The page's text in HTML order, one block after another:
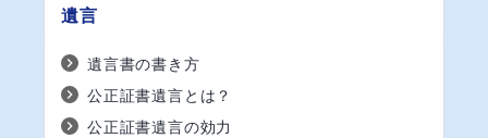
遺言
遺言書の書き方
公正証書遺言とは？
公正証書遺言の効力